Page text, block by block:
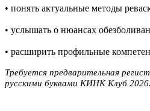
• понять актуальные методы
• услышать о нюансах
• расширить профильные
Требуется предварительная
русскими буквами КИНК Клуб